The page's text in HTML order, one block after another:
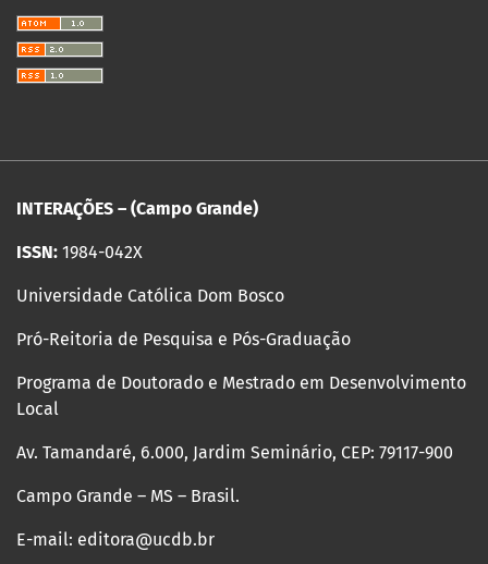
INTERAÇÕES – (Campo Grande)
ISSN: 1984-042X
Universidade Católica Dom Bosco
Pró-Reitoria de Pesquisa e Pós-Graduação
Programa de Doutorado e Mestrado em Desenvolvimento
Local
Av. Tamandaré, 6.000, Jardim Seminário, CEP: 79117-900
Campo Grande – MS – Brasil.
E-mail: editora@ucdb.br